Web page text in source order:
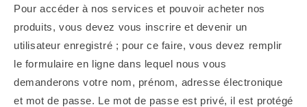
Pour accéder à nos services et pouvoir acheter nos
produits, vous devez vous inscrire et devenir un
utilisateur enregistré ; pour ce faire, vous devez remplir
le formulaire en ligne dans lequel nous vous
demanderons votre nom, prénom, adresse électronique
et mot de passe. Le mot de passe est privé, il est protégé